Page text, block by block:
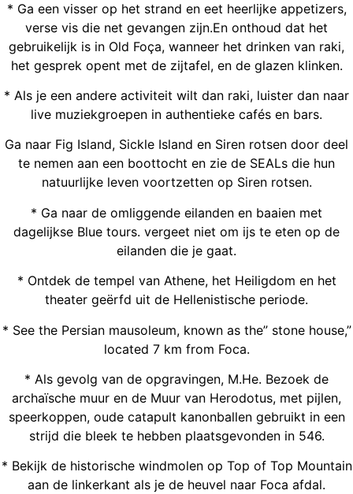
* Ga een visser op het strand en eet heerlijke appetizers,
verse vis die net gevangen zijn.En onthoud dat het
gebruikelijk is in Old Foça, wanneer het drinken van raki,
het gesprek opent met de zijtafel, en de glazen klinken.
* Als je een andere activiteit wilt dan raki, luister dan naar
live muziekgroepen in authentieke cafés en bars.
Ga naar Fig Island, Sickle Island en Siren rotsen door deel
te nemen aan een boottocht en zie de SEALs die hun
natuurlijke leven voortzetten op Siren rotsen.
* Ga naar de omliggende eilanden en baaien met
dagelijkse Blue tours. vergeet niet om ijs te eten op de
eilanden die je gaat.
* Ontdek de tempel van Athene, het Heiligdom en het
theater geërfd uit de Hellenistische periode.
* See the Persian mausoleum, known as the” stone house,”
located 7 km from Foca.
* Als gevolg van de opgravingen, M.He. Bezoek de
archaïsche muur en de Muur van Herodotus, met pijlen,
speerkoppen, oude catapult kanonballen gebruikt in een
strijd die bleek te hebben plaatsgevonden in 546.
* Bekijk de historische windmolen op Top of Top Mountain
aan de linkerkant als je de heuvel naar Foca afdal.